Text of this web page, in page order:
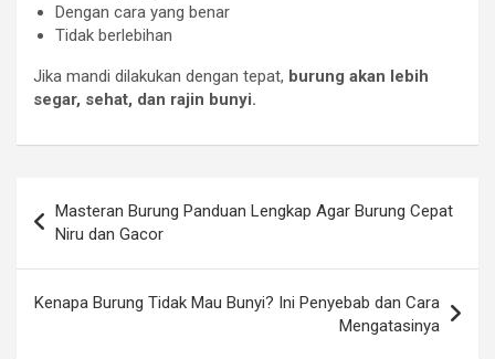
Dengan cara yang benar
Tidak berlebihan
Jika mandi dilakukan dengan tepat, burung akan lebih
segar, sehat, dan rajin bunyi.
pos
Masteran Burung Panduan Lengkap Agar Burung Cepat
Niru dan Gacor
Kenapa Burung Tidak Mau Bunyi? Ini Penyebab dan Cara
Mengatasinya